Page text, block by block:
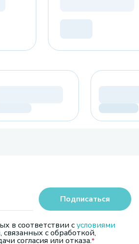
в соответствии сусловиями
с обработкой,
согласия или отказа.
Подписаться